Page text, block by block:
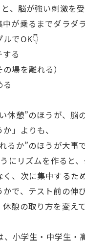
、脳が強い刺激を
が乗るまでダラダ
でOK👇
る
場を離れる）
る
休憩”のほうが、脳
」よりも、
るか”のほうが大事
にリズムを作ると
、次に集中するた
で、テスト前の伸
憩の取り方を変え
、小学生・中学生